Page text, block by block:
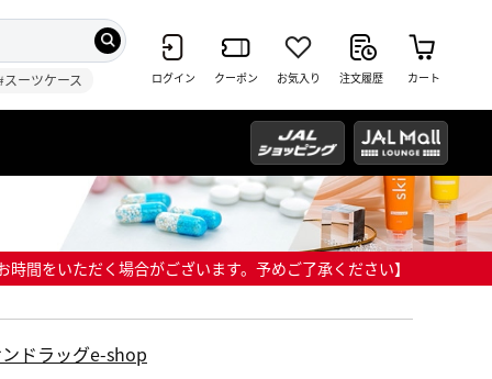
スーツケース ログイン クーポン お気入り 注文履歴 カート
間をいただく場合がございます。予めご了承ください】
ドラッグe-shop